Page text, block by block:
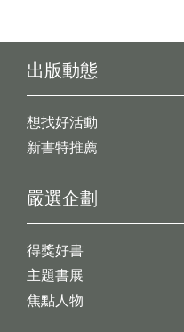
出版動態
想找好活動
新書特推薦
嚴選企劃
得獎好書
主題書展
焦點人物